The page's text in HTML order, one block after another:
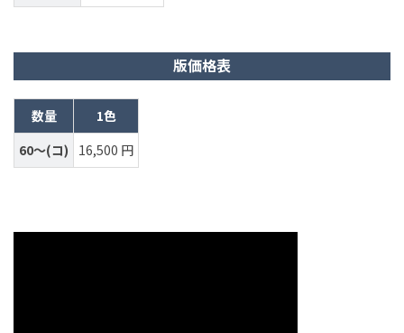
版価格表
数量
1色
60～(コ)
16,500 円